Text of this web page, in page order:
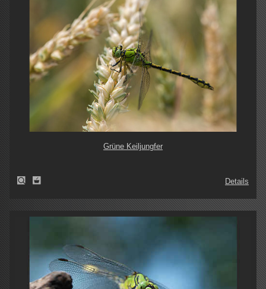
Grüne Keiljungfer
Details